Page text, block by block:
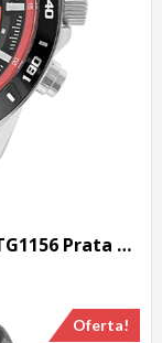
Relógio Masculino Tuguir AnaDigi TG1156 Prata e Vermelho
Oferta!